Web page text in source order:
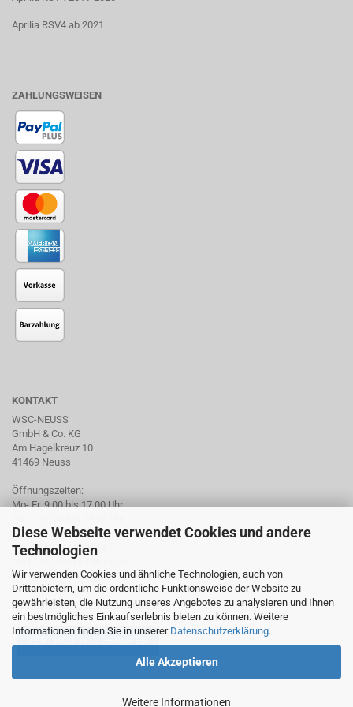
Diese Webseite verwendet Cookies und andere
Technologien
Wir verwenden Cookies und ähnliche Technologien, auch von
Drittanbietern, um die ordentliche Funktionsweise der Website zu
gewährleisten, die Nutzung unseres Angebotes zu analysieren und Ihnen
ein bestmögliches Einkaufserlebnis bieten zu können. Weitere
Informationen finden Sie in unserer Datenschutzerklärung.
Alle Akzeptieren
Weitere Informationen
Aprilia RSV4 ab 2021
ZAHLUNGSWEISEN
KONTAKT
WSC-NEUSS
GmbH & Co. KG
Am Hagelkreuz 10
41469 Neuss
Öffnungszeiten:
Mo- Fr. 9.00 bis 17.00 Uhr
Tel. +49 2137 959974
mail: info@wsc-neuss.de
www.wsc-neuss.de
Für unseren Newsletter anmelden